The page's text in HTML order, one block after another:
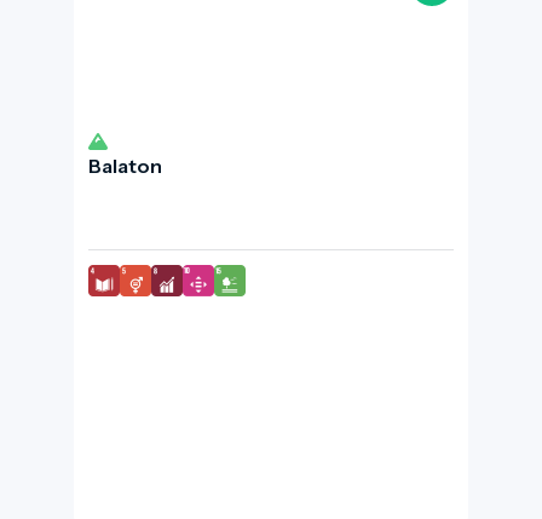
Balaton